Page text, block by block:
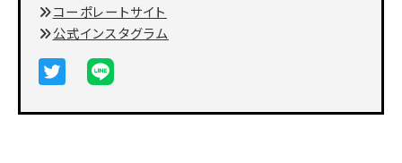
コーポレートサイト
公式インスタグラム